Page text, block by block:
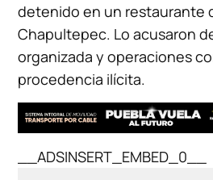
detenido en un restaurante
Chapultepec. Lo acusaron
organizada y operaciones
procedencia ilícita.
__ADSINSERT_EMBED_0__